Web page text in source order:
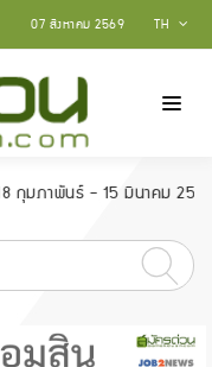
TH
07 สิงหาคม 2569
สถาบันบัณฑิตพัฒน